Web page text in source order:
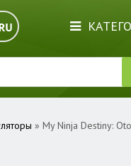
» My Ninja Destiny: